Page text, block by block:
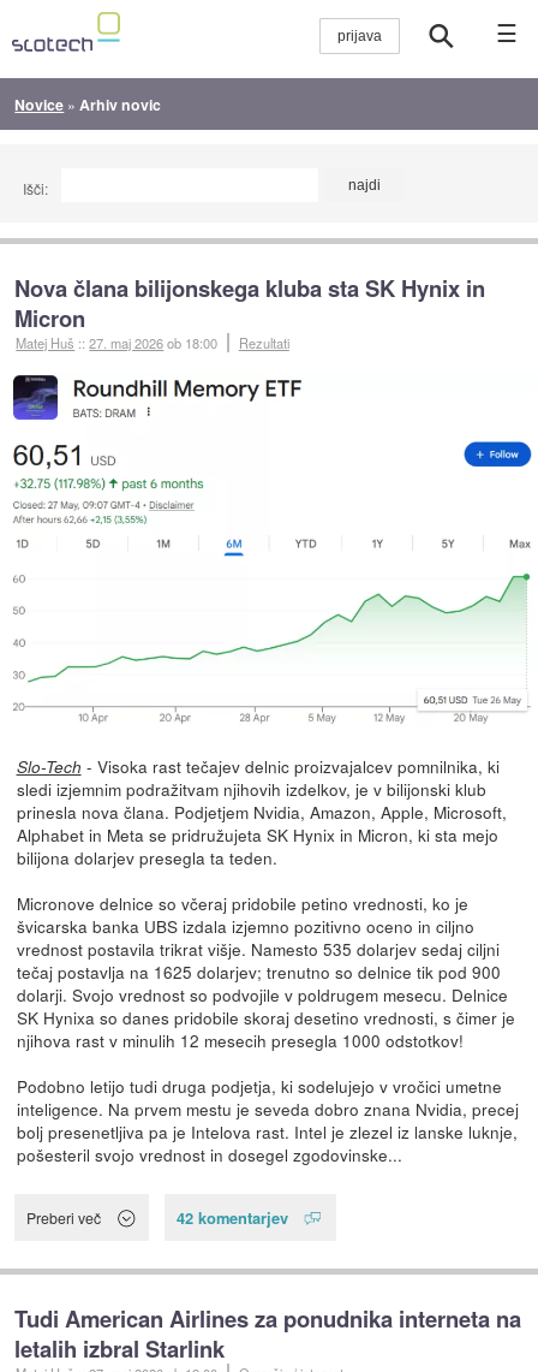
☰
Novice » Arhiv novic
Išči:
Nova člana bilijonskega kluba sta SK Hynix in
Micron
Matej Huš ::27. maj 2026ob 18:00 Rezultati
Slo-Tech - Visoka rast tečajev delnic proizvajalcev pomnilnika, ki
sledi izjemnim podražitvam njihovih izdelkov, je v bilijonski klub
prinesla nova člana. Podjetjem Nvidia, Amazon, Apple, Microsoft,
Alphabet in Meta se pridružujeta SK Hynix in Micron, ki sta mejo
bilijona dolarjev presegla ta teden.
Micronove delnice so včeraj pridobile petino vrednosti, ko je
švicarska banka UBS izdala izjemno pozitivno oceno in ciljno
vrednost postavila trikrat višje. Namesto 535 dolarjev sedaj ciljni
tečaj postavlja na 1625 dolarjev; trenutno so delnice tik pod 900
dolarji. Svojo vrednost so podvojile v poldrugem mesecu. Delnice
SK Hynixa so danes pridobile skoraj desetino vrednosti, s čimer je
njihova rast v minulih 12 mesecih presegla 1000 odstotkov!
Podobno letijo tudi druga podjetja, ki sodelujejo v vročici umetne
inteligence. Na prvem mestu je seveda dobro znana Nvidia, precej
bolj presenetljiva pa je Intelova rast. Intel je zlezel iz lanske luknje,
pošesteril svojo vrednost in dosegel zgodovinske...
Preberi več 42 komentarjev
Tudi American Airlines za ponudnika interneta na
letalih izbral Starlink